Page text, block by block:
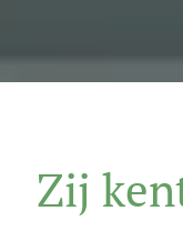
Zij